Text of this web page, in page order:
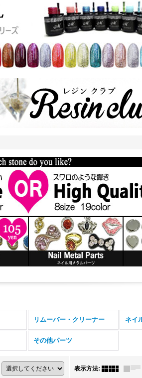
リムーバー・クリーナー ネイ
その他パーツ
表示方法: